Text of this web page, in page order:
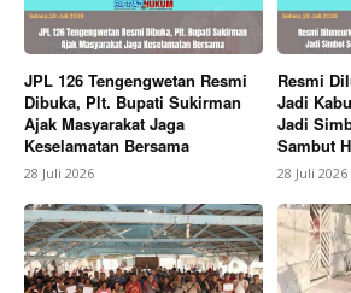
News Week
Magazine
JPL 126 Tengengwetan Resmi
Dibuka, Plt. Bupati Sukirman
Ajak Masyarakat Jaga
Keselamatan Bersama
28 Juli 2026
Resmi
Jadi
Jadi
Sambut
28 Juli 2026